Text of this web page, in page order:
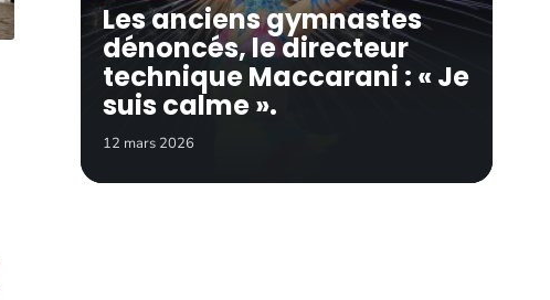
Les anciens gymnastes
dénoncés, le directeur
technique Maccarani : « Je
suis calme ».
12 mars 2026